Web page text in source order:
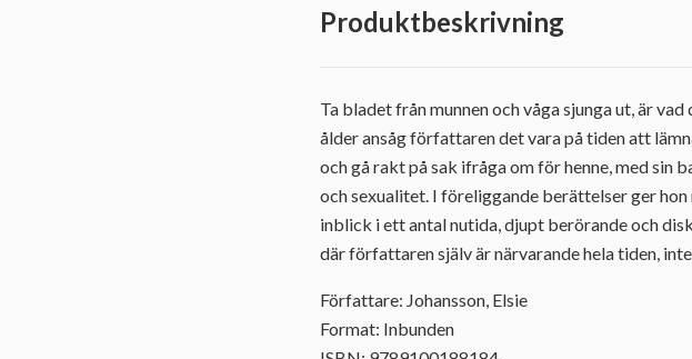
Produktbeskrivning
Ta bladet från munnen och våga sjunga ut, är
ålder ansåg författaren det vara på tiden att
och gå rakt på sak ifråga om för henne, med sin
och sexualitet. I föreliggande berättelser ger
inblick i ett antal nutida, djupt berörande och
där författaren själv är närvarande hela tiden,
Författare: Johansson, Elsie
Format: Inbunden